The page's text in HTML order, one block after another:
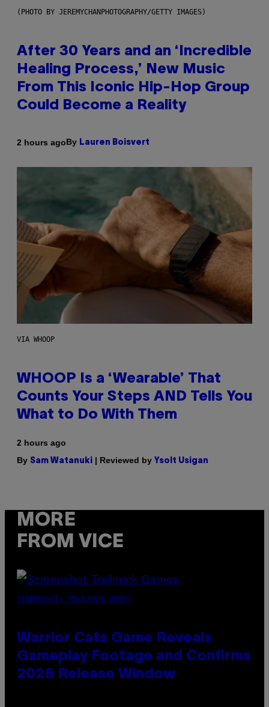
(PHOTO BY JEREMYCHANPHOTOGRAPHY/GETTY IMAGES)
After 30 Years and an ‘Incredible
Healing Process,’ New Music
From This Iconic Hip-Hop Group
Could Become a Reality
2 hours agoBy Lauren Boisvert
VIA WHOOP
WHOOP Is a ‘Wearable’ That
Counts Your Steps AND Tells You
What to Do With Them
2 hours ago
By Sam Watanuki | Reviewed by Ysolt Usigan
MORE
FROM VICE
SCREENSHOT: TRAILMARK GAMES
Warrior Cats Game Reveals
Gameplay Footage and Confirms
2026 Release Window